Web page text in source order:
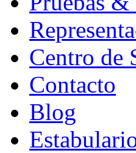
Centro de
Contacto
Blog